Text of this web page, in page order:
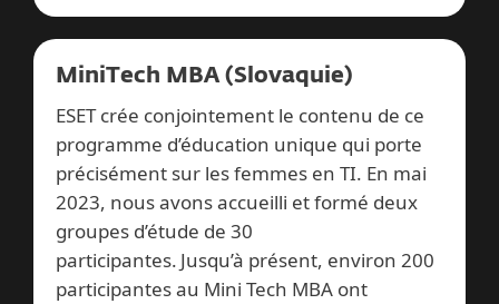
MiniTech MBA (Slovaquie)
ESET crée conjointement le contenu de ce
programme d’éducation unique qui porte
précisément sur les femmes en TI. En mai
2023, nous avons accueilli et formé deux
groupes d’étude de 30
participantes. Jusqu’à présent, environ 200
participantes au Mini Tech MBA ont